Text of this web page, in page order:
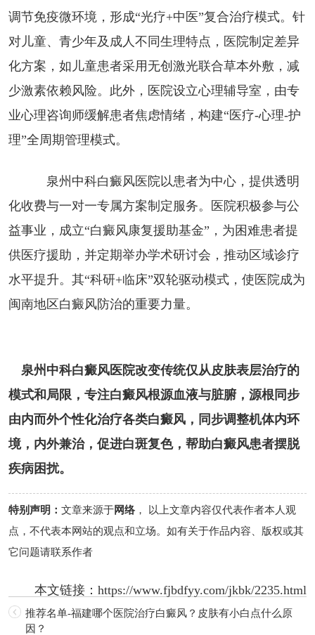
调节免疫微环境，形成“光疗+中医”复合治疗模式。针
对儿童、青少年及成人不同生理特点，医院制定差异
化方案，如儿童患者采用无创激光联合草本外敷，减
少激素依赖风险。此外，医院设立心理辅导室，由专
业心理咨询师缓解患者焦虑情绪，构建“医疗-心理-护
理”全周期管理模式。
泉州中科白癜风医院以患者为中心，提供透明
化收费与一对一专属方案制定服务。医院积极参与公
益事业，成立“白癜风康复援助基金”，为困难患者提
供医疗援助，并定期举办学术研讨会，推动区域诊疗
水平提升。其“科研+临床”双轮驱动模式，使医院成为
闽南地区白癜风防治的重要力量。
泉州中科白癜风医院改变传统仅从皮肤表层治疗的
模式和局限，专注白癜风根源血液与脏腑，源根同步
由内而外个性化治疗各类白癜风，同步调整机体内环
境，内外兼治，促进白斑复色，帮助白癜风患者摆脱
疾病困扰。
特别声明： 文章来源于网络， 以上文章内容仅代表作者本人观
点，不代表本网站的观点和立场。如有关于作品内容、版权或其
它问题请联系作者
本文链接：https://www.fjbdfyy.com/jkbk/2235.html
推荐名单-福建哪个医院治疗白癜风？皮肤有小白点什么原
因？